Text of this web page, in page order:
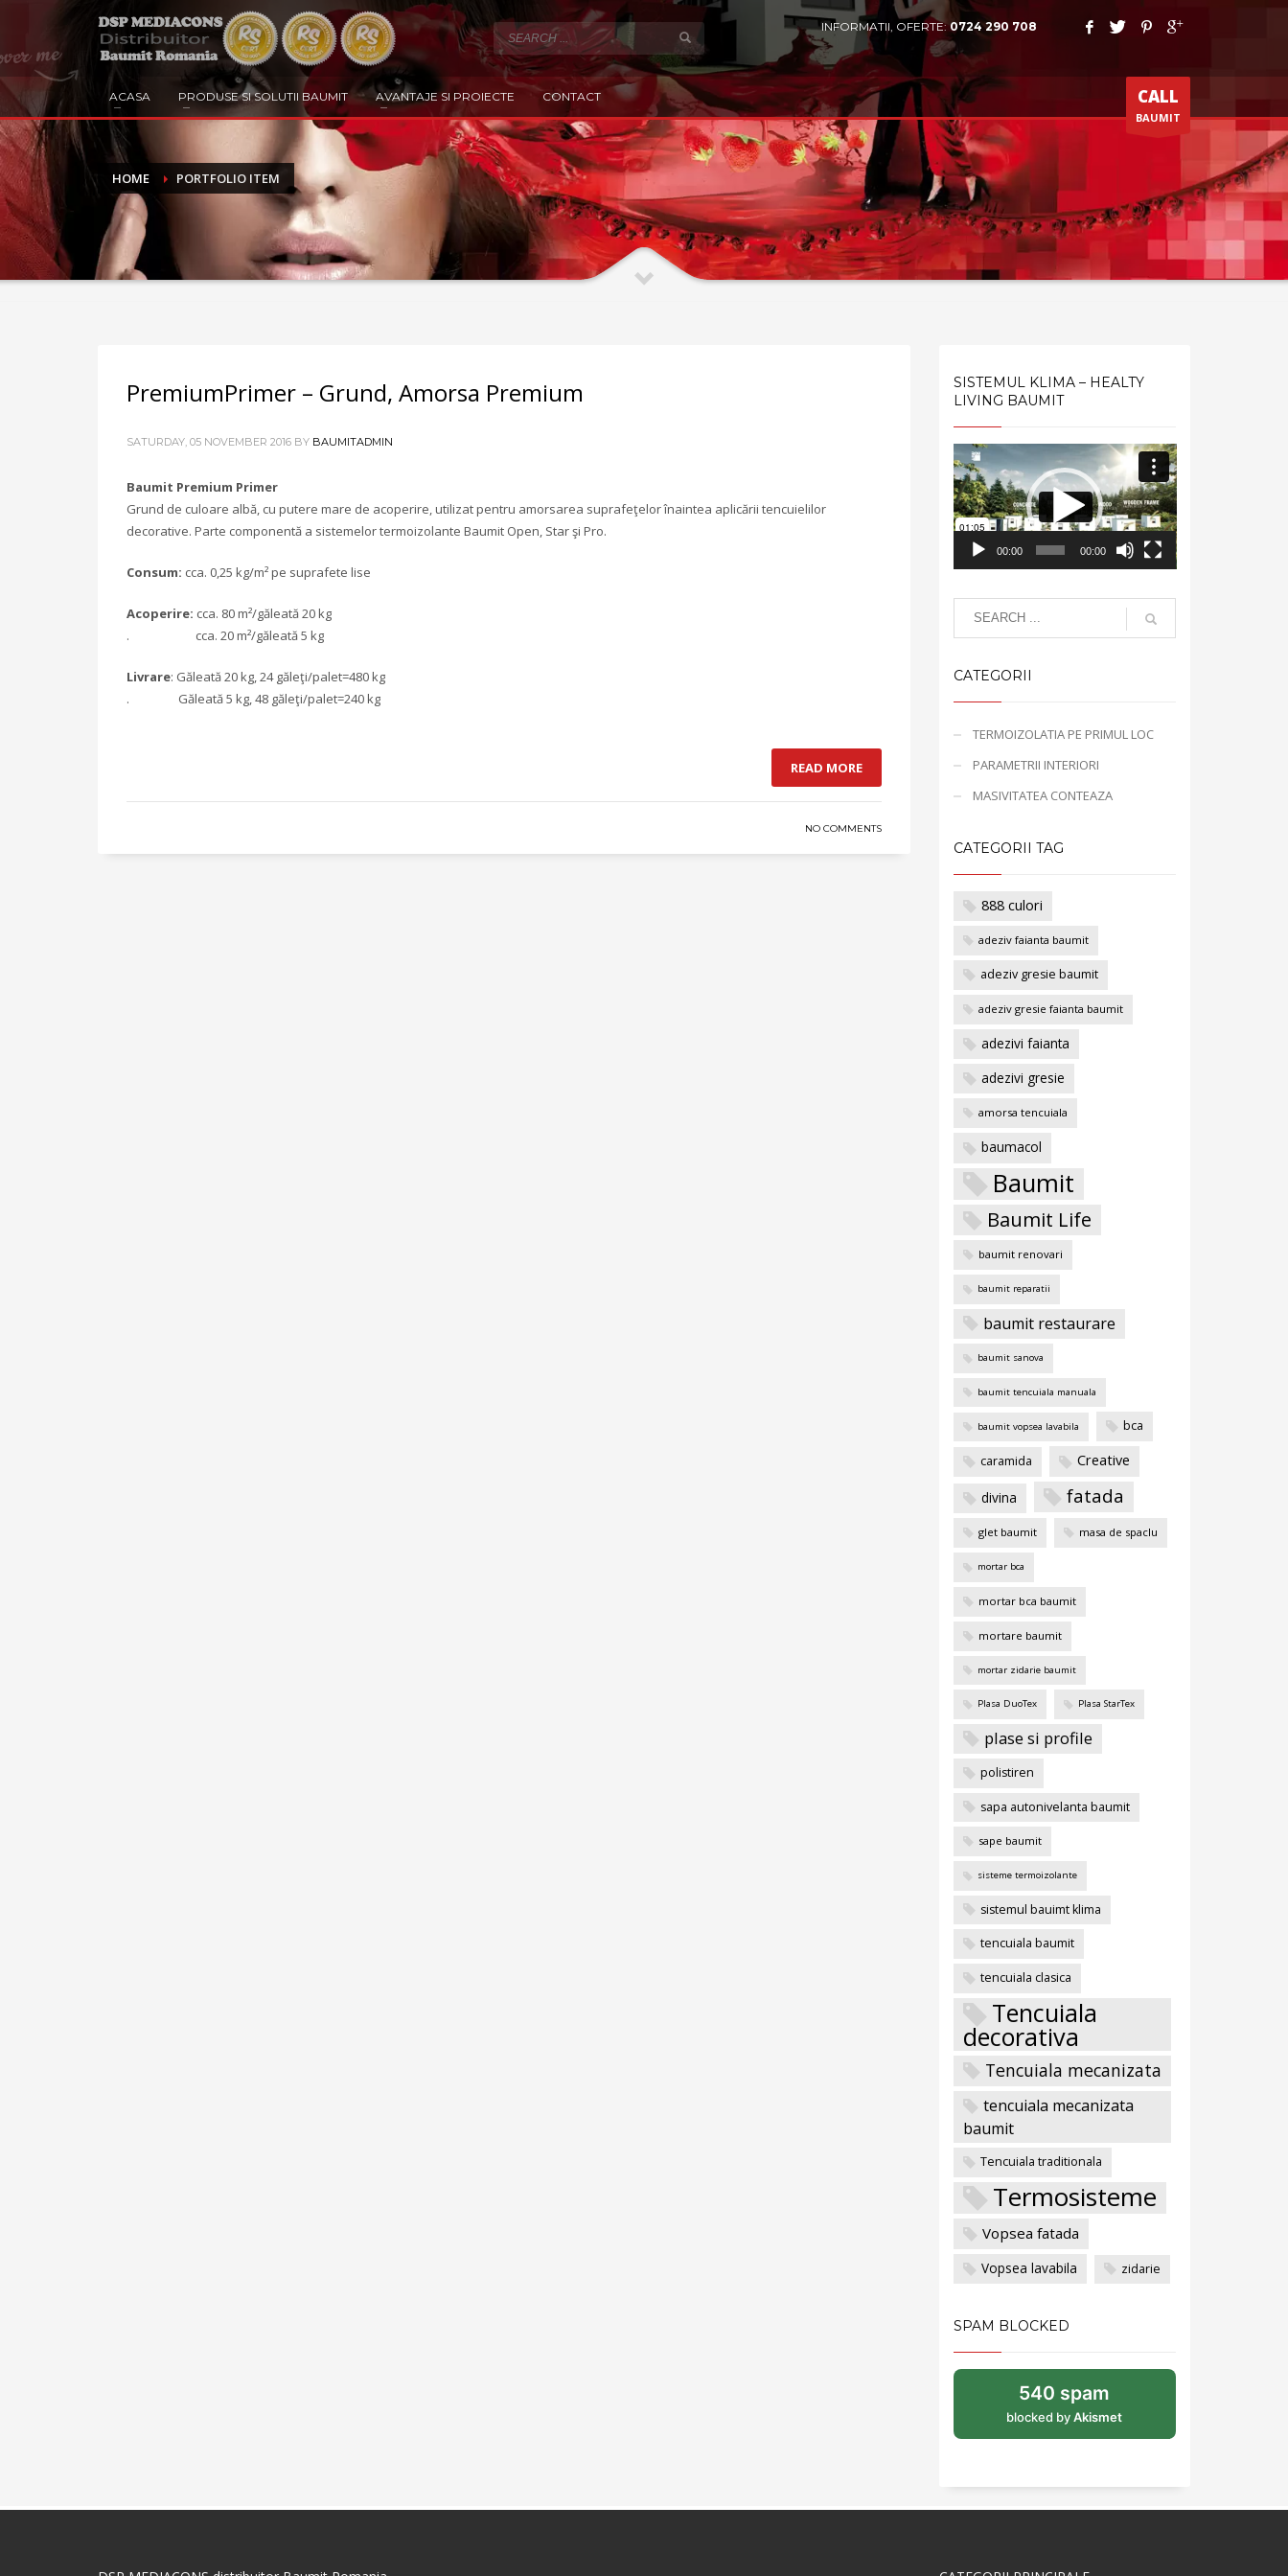
INFORMATII, OFERTE: 0724 290 708
ACASA PRODUSE SI SOLUTII BAUMIT AVANTAJE SI PROIECTE CONTACT CALL
BAUMIT
HOME PORTFOLIO ITEM
PremiumPrimer – Grund, Amorsa Premium
SATURDAY, 05 NOVEMBER 2016 BY BAUMITADMIN
Baumit Premium Primer
Grund de culoare albă, cu putere mare de acoperire, utilizat pentru amorsarea suprafeţelor înaintea aplicării tencuielilor
decorative. Parte componentă a sistemelor termoizolante Baumit Open, Star şi Pro.
Consum: cca. 0,25 kg/m² pe suprafete lise
Acoperire: cca. 80 m²/găleată 20 kg
. cca. 20 m²/găleată 5 kg
Livrare: Găleată 20 kg, 24 găleţi/palet=480 kg
. Găleată 5 kg, 48 găleţi/palet=240 kg
READ MORE
NO COMMENTS
SISTEMUL KLIMA – HEALTY
LIVING BAUMIT
Video
Player
00:00 00:00
CATEGORII
TERMOIZOLATIA PE PRIMUL LOC
PARAMETRII INTERIORI
MASIVITATEA CONTEAZA
CATEGORII TAG
888 culori
adeziv faianta baumit
adeziv gresie baumit
adeziv gresie faianta baumit
adezivi faianta
adezivi gresie
amorsa tencuiala
baumacol
Baumit
Baumit Life
baumit renovari
baumit reparatii
baumit restaurare
baumit sanova
baumit tencuiala manuala
baumit vopsea lavabila bca
caramida Creative
divina fatada
glet baumit masa de spaclu
mortar bca
mortar bca baumit
mortare baumit
mortar zidarie baumit
Plasa DuoTex Plasa StarTex
plase si profile
polistiren
sapa autonivelanta baumit
sape baumit
sisteme termoizolante
sistemul bauimt klima
tencuiala baumit
tencuiala clasica
Tencuiala
decorativa
Tencuiala mecanizata
tencuiala mecanizata
baumit
Tencuiala traditionala
Termosisteme
Vopsea fatada
Vopsea lavabila zidarie
SPAM BLOCKED
540 spam
blocked byAkismet